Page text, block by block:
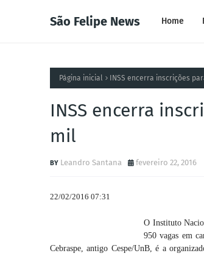
São Felipe News Home
Página inicial INSS encerra inscrições
INSS encerra
mil
Leandro Santana fevereiro 22, 2016
22/02/2016 07:31
O Instituto
950 vagas em
Cebraspe, antigo Cespe/UnB, é a